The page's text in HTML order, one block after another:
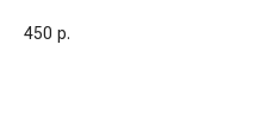
450 р.